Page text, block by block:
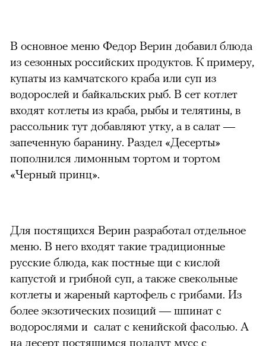
В основное меню Федор Верин добавил блюда
из сезонных российских продуктов. К примеру,
купаты из камчатского краба или суп из
водорослей и байкальских рыб. В сет котлет
входят котлеты из краба, рыбы и телятины, в
рассольник тут добавляют утку, а в салат —
запеченную баранину. Раздел «Десерты»
пополнился лимонным тортом и тортом
«Черный принц».
Для постящихся Верин разработал отдельное
меню. В него входят такие традиционные
русские блюда, как постные щи с кислой
капустой и грибной суп, а также свекольные
котлеты и жареный картофель с грибами. Из
более экзотических позиций — шпинат с
водорослями и салат с кенийской фасолью. А
на десерт постящимся подадут мусс с